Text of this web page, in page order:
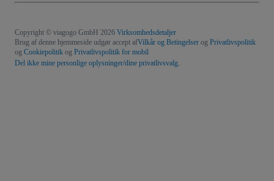
Copyright © viagogo GmbH 2026 Virksomhedsdetaljer
Brug af denne hjemmeside udgør accept afVilkår og Betingelser og Privatlivspolitik
og Cookiepolitik og Privatlivspolitik for mobil
Del ikke mine personlige oplysninger/dine privatlivsvalg.